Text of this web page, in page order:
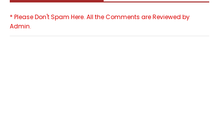
* Please Don't Spam Here. All the Comments are Reviewed by
Admin.